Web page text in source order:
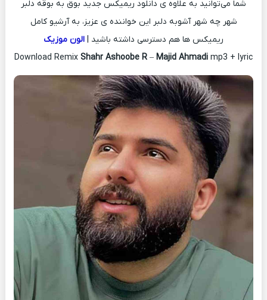
شما می‌توانید به علاوه ی دانلود ریمیکس جدید بوق به بوقه دلبر
شهر چه شهر آشوبه دلبر این خواننده ی عزیز، به آرشیو کامل
ریمیکس ها هم دسترسی داشته باشید | الون موزیک
Download Remix Shahr Ashoobe R – Majid Ahmadi mp3 + lyric